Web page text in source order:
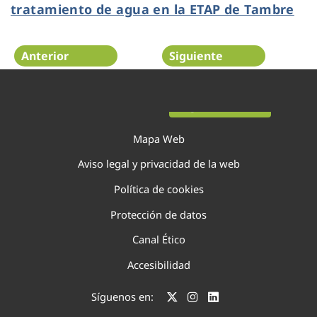
tratamiento de agua en la ETAP de Tambre
Anterior Siguiente
Mapa Web
Aviso legal y privacidad de la web
Política de cookies
Protección de datos
Canal Ético
Accesibilidad
Síguenos en: